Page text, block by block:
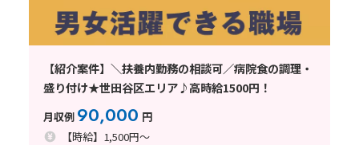
【紹介案件】＼扶養内勤務の相談可／病院食の調理・
盛り付け★世田谷区エリア♪高時給1500円！
月収例 90,000 円
【時給】1,500円～